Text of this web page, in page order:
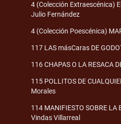
4 (Colección Extraescénica)
Julio Fernández
4 (Colección Poescénica)
117 LAS másCaras DE
116 CHAPAS O LA RESACA
115 POLLITOS DE
Morales
114 MANIFIESTO SOBRE LA
Vindas Villarreal